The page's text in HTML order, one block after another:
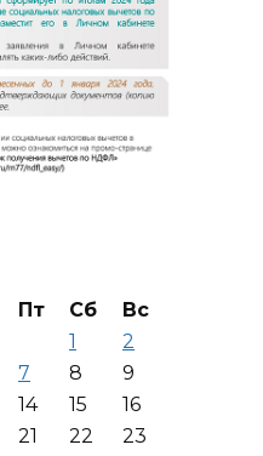
Пт Сб
Вс
1
2
7 8
9
14 15
16
21 22
23